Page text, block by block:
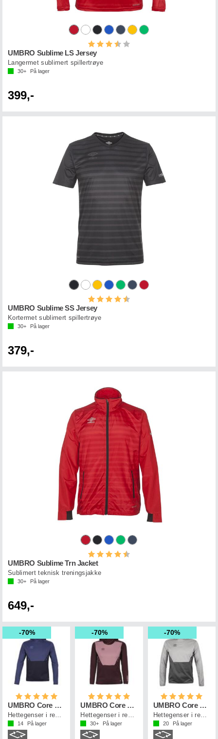
Karakter:
UMBRO Sublime LS Jersey
Langermet sublimert spillertrøye
30+ På lager
399,-
Karakter:
UMBRO Sublime SS Jersey
Kortermet sublimert spillertrøye
30+ På lager
379,-
Karakter:
UMBRO Sublime Trn Jacket
Sublimert teknisk treningsjakke
30+ På lager
649,-
70%
Karakter: 5.0 av 5 mulige
UMBRO Core Tech Hoodie
14 På lager
70%
Karakter: 5.0 av 5 mulige
UMBRO Core Tech Hoodie
30+ På lager
70%
Karakter:
UMBRO Core Tech Hoodie
Hettegenser i resirkulert polyester
20 På lager